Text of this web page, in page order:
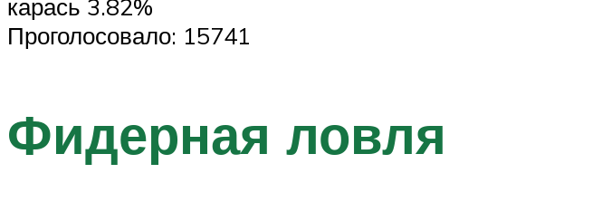
карась 3.82%
Проголосовало: 15741
Фидерная ловля